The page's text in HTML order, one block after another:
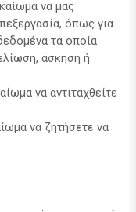
να μας
όπως για
τα οποία
άσκηση ή
να αντιταχθείτε
να ζητήσετε να